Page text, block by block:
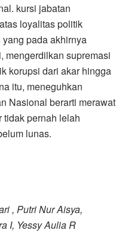
kursi jabatan
loyalitas politik
pada akhirnya
mengerdilkan supremasi
korupsi dari akar hingga
itu, meneguhkan
Nasional berarti merawat
tidak pernah lelah
lunas.
, Putri Nur Aisya,
I, Yessy Aulia R